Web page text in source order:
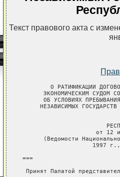
Текст правового акта с
О РАТИФИКАЦИИ ДОГОВОРА МЕЖДУ РЕСПУБЛИКОЙ БЕЛАРУСЬ И
      ЭКОНОМИЧЕСКИМ СУДОМ СОДРУЖЕСТВА НЕЗАВИСИМЫХ ГОСУДАРСТВ
      ОБ УСЛОВИЯХ ПРЕБЫВАНИЯ ЭКОНОМИЧЕСКОГО СУДА СОДРУЖЕСТВА
     НЕЗАВИСИМЫХ ГОСУДАРСТВ НА ТЕРРИТОРИИ РЕСПУБЛИКИ БЕЛАРУСЬ

                               ЗАКОН
                        РЕСПУБЛИКИ БЕЛАРУСЬ
                     от 12 июня 1997 г. N 42-З
      (Ведомости Национального собрания Республики Беларусь,
                    1997 г., N 21, ст.389-390)

===

 Принят Палатой представителей                 13 мая 1997 года

 Одобрен Советом Республики                    3 июня 1997 года

     Ратифицировать Договор    между    Республикой    Беларусь    и
Экономическим  Судом  Содружества Независимых Государств об условиях
пребывания Экономического Суда Содружества Независимых Государств на
территории  Республики  Беларусь,  подписанный 22 ноября 1996 года в
г.Минске.


 Президент Республики Беларусь                        А.Лукашенко

        ДОГОВОР МЕЖДУ РЕСПУБЛИКОЙ БЕЛАРУСЬ И ЭКОНОМИЧЕСКИМ
       СУДОМ СОДРУЖЕСТВА НЕЗАВИСИМЫХ ГОСУДАРСТВ ОБ УСЛОВИЯХ
      ПРЕБЫВАНИЯ ЭКОНОМИЧЕСКОГО СУДА СОДРУЖЕСТВА НЕЗАВИСИМЫХ
           ГОСУДАРСТВ НА ТЕРРИТОРИИ РЕСПУБЛИКИ БЕЛАРУСЬ

     Республика Беларусь и Экономический Суд Содружества Независимых
Государств,
     принимая во   внимание,   что   Республика   Беларусь  является
участником Соглашения  о  статусе  Экономического  Суда  Содружества
Независимых  Государств  от 6 июля 1992 года,
     принимая во внимание, что местом нахождения Экономического Суда
Содружества Независимых Государств является город Минск,
     в целях   создания   надлежащих   условий   для    деятельности
Экономического Суда Содружества Независимых Государств на территории
Республики Беларусь,
     исходя из  того,  что  судьям  Экономического  Суда Содружества
Независимых Государств в соответствии с  вышеупомянутым  Соглашением
должны быть предоставлены привилегии и иммунитеты,
     руководствуясь общепризнанными     принципами     и     нормами
международного права,

     договорились о нижеследующем:


                     РАЗДЕЛ 1. ОБЩИЕ ПОЛОЖЕНИЯ

                             Статья 1

     Для целей настоящего Договора  приводимые  ниже  термины  имеют
следующие значения:

     "Экономический Суд"   означает  Экономический  Суд  Содружества
Независимых Государств;
     "Судья" означает   судью   Экономического   Суда    Содружества
Независимых    Государств.   Термин   "судья"   включает   и   судей
Экономического   Суда,   избранных   на    должности    Председателя
Экономического Суда и заместителей Председателя Экономического Суда;
     "Должностные лица"     означают     Генерального      секретаря
Экономического  Суда,  Генеральных  советников Экономического Суда и
других сотрудников  аппарата  Экономического  Суда,  за  исключением
технического и обслуживающего персонала;
     "Помещения" означают помещения Экономического Суда,  здания или
части  зданий  (кому бы ни принадлежало право собственности на них),
используемые Экономическим Судом на постоянной или временной  основе
для выполнения им официальных обязанностей;
     "Архивы" означают документы, корреспонденцию, отчеты, рукописи,
данные   ЭВМ,   фотоснимки,   пленки  и  записи,  принадлежащие  или
находящиеся во владении Экономического Суда;
     "Члены  семей" означают  супругу (супруга),  несовершеннолетних
детей и лиц, совместно проживающих  и находящихся на иждивении судей
и должностных лиц;
     "Курьер" означает  лицо,  которому  Экономический  Суд поручает
доставку почты,  документов и  иной  корреспонденции  Экономического
Суда.

                             Статья 2

     Экономический Суд   пользуется  правами  юридического  лица  на
территории Республики Беларусь и имеет право:
     заключать договоры;
     приобретать движимое и недвижимое имущество и распоряжаться им;
     возбуждать дела    в    суде    и    участвовать   в   судебных
разбирательствах;
     открывать и вести банковские счета в любой валюте;
     переводить свои  денежные  средства   в   пределах   Республики
Беларусь  или  из  Республики  Беларусь  в иностранное государство и
наоборот.

                             Статья 3

     Экономический Суд, судьи и должностные лица Экономического Суда
не   вмешиваются   во  внутренние  дела  Республики  Беларусь  и  не
предпринимают действий,  наносящих  или  могущих  нанести  ущерб  ее
интересам.

   РАЗДЕЛ 2. ПРИВИЛЕГИИ, ИММУНИТЕТЫ И ЛЬГОТЫ ЭКОНОМИЧЕСКОГО СУДА

                             Статья 4

     Имущество Экономического   Суда,   находящееся   на